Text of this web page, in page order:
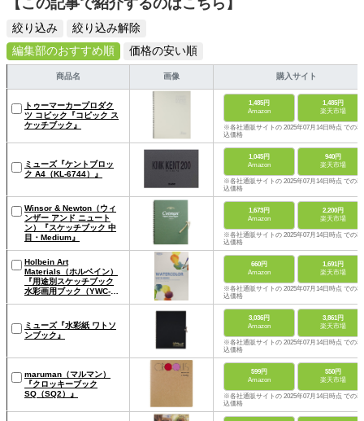
【この記事で紹介するのはこちら】
絞り込み
絞り込み解除
編集部のおすすめ順
価格の安い順
商品名 画像 購入サイト
トゥーマーカープロダク
ツ コピック『コピック ス
ケッチブック』
1,485円
Amazon
1,485円
楽天市場
※各社通販サイトの 2025年07月14日時点 での税
込価格
ミューズ『ケントブロッ
ク A4（KL-6744）』
1,045円
Amazon
940円
楽天市場
※各社通販サイトの 2025年07月14日時点 での税
込価格
Winsor & Newton（ウィ
ンザー アンド ニュート
ン）『スケッチブック 中
目・Medium』
1,673円
Amazon
2,200円
楽天市場
※各社通販サイトの 2025年07月14日時点 での税
込価格
Holbein Art
Materials（ホルベイン）
『用途別スケッチブック
水彩画用ブック（YWC-
660円
Amazon
1,691円
楽天市場
※各社通販サイトの 2025年07月14日時点 での税
込価格
ミューズ『水彩紙 ワトソ
ンブック』
3,036円
Amazon
3,861円
楽天市場
※各社通販サイトの 2025年07月14日時点 での税
込価格
maruman（マルマン）
『クロッキーブック
SQ（SQ2）』
599円
Amazon
550円
楽天市場
※各社通販サイトの 2025年07月14日時点 での税
込価格